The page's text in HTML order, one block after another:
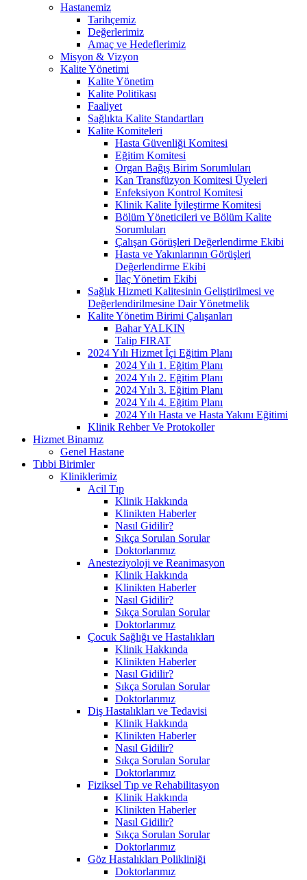
Hastanemiz
Tarihçemiz
Değerlerimiz
Amaç ve Hedeflerimiz
Misyon & Vizyon
Kalite Yönetimi
Kalite Yönetim
Kalite Politikası
Faaliyet
Sağlıkta Kalite Standartları
Kalite Komiteleri
Hasta Güvenliği Komitesi
Eğitim Komitesi
Organ Bağış Birim Sorumluları
Kan Transfüzyon Komitesi Üyeleri
Enfeksiyon Kontrol Komitesi
Klinik Kalite İyileştirme Komitesi
Bölüm Yöneticileri ve Bölüm Kalite
Sorumluları
Çalışan Görüşleri Değerlendirme Ekibi
Hasta ve Yakınlarının Görüşleri
Değerlendirme Ekibi
İlaç Yönetim Ekibi
Sağlık Hizmeti Kalitesinin Geliştirilmesi ve
Değerlendirilmesine Dair Yönetmelik
Kalite Yönetim Birimi Çalışanları
Bahar YALKIN
Talip FIRAT
2024 Yılı Hizmet İçi Eğitim Planı
2024 Yılı 1. Eğitim Planı
2024 Yılı 2. Eğitim Planı
2024 Yılı 3. Eğitim Planı
2024 Yılı 4. Eğitim Planı
2024 Yılı Hasta ve Hasta Yakını Eğitimi
Klinik Rehber Ve Protokoller
Hizmet Binamız
Genel Hastane
Tıbbi Birimler
Kliniklerimiz
Acil Tıp
Klinik Hakkında
Klinikten Haberler
Nasıl Gidilir?
Sıkça Sorulan Sorular
Doktorlarımız
Anesteziyoloji ve Reanimasyon
Klinik Hakkında
Klinikten Haberler
Nasıl Gidilir?
Sıkça Sorulan Sorular
Doktorlarımız
Çocuk Sağlığı ve Hastalıkları
Klinik Hakkında
Klinikten Haberler
Nasıl Gidilir?
Sıkça Sorulan Sorular
Doktorlarımız
Diş Hastalıkları ve Tedavisi
Klinik Hakkında
Klinikten Haberler
Nasıl Gidilir?
Sıkça Sorulan Sorular
Doktorlarımız
Fiziksel Tıp ve Rehabilitasyon
Klinik Hakkında
Klinikten Haberler
Nasıl Gidilir?
Sıkça Sorulan Sorular
Doktorlarımız
Göz Hastalıkları Polikliniği
Doktorlarımız